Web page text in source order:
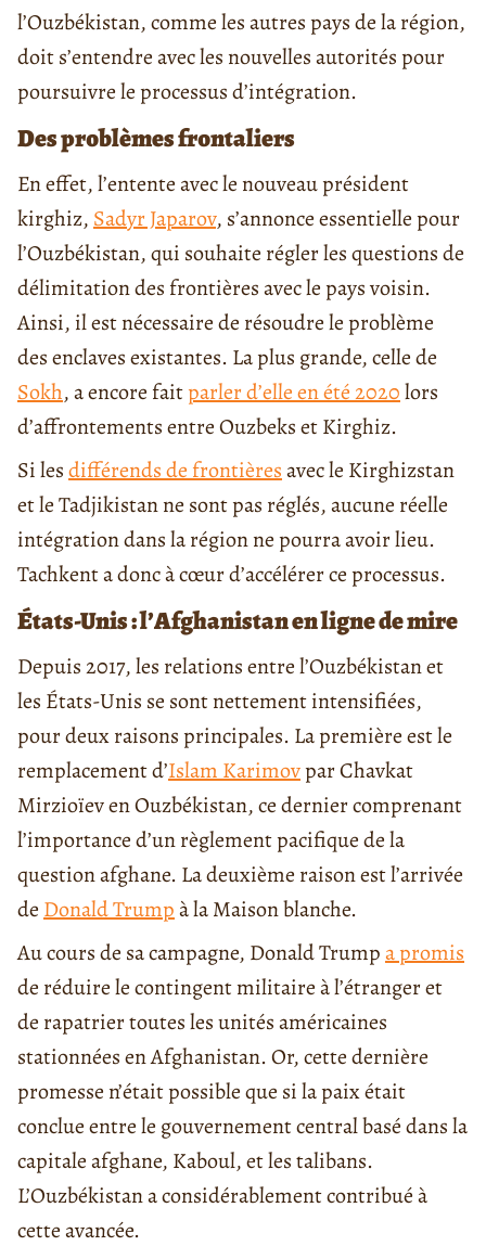
l’Ouzbékistan, comme les autres pays de la région,
doit s’entendre avec les nouvelles autorités pour
poursuivre le processus d’intégration.
Des problèmes frontaliers
En effet, l’entente avec le nouveau président
kirghiz, Sadyr Japarov, s’annonce essentielle pour
l’Ouzbékistan, qui souhaite régler les questions de
délimitation des frontières avec le pays voisin.
Ainsi, il est nécessaire de résoudre le problème
des enclaves existantes. La plus grande, celle de
Sokh, a encore faitparler d’elle en été 2020lors
d’affrontements entre Ouzbeks et Kirghiz.
Si lesdifférends de frontièresavec le Kirghizstan
et le Tadjikistan ne sont pas réglés, aucune réelle
intégration dans la région ne pourra avoir lieu.
Tachkent a donc à cœur d’accélérer ce processus.
États-Unis : l’Afghanistan en ligne de mire
Depuis 2017, les relations entre l’Ouzbékistan et
les États-Unis se sont nettement intensifiées,
pour deux raisons principales. La première est le
remplacement d’Islam Karimovpar Chavkat
Mirzioïev en Ouzbékistan, ce dernier comprenant
l’importance d’un règlement pacifique de la
question afghane. La deuxième raison est l’arrivée
de Donald Trumpà la Maison blanche.
Au cours de sa campagne, Donald Trumpa promis
de réduire le contingent militaire à l’étranger et
de rapatrier toutes les unités américaines
stationnées en Afghanistan. Or, cette dernière
promesse n’était possible que si la paix était
conclue entre le gouvernement central basé dans la
capitale afghane, Kaboul, et les talibans.
L’Ouzbékistan a considérablement contribué à
cette avancée.